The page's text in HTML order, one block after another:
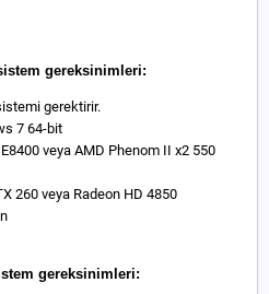
gereksinimleri:
gerektirir.
7 64-bit
veya AMD Phenom II x2 550
260 veya Radeon HD 4850
gereksinimleri: